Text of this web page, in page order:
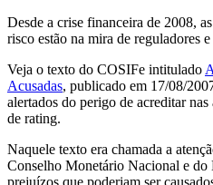
Desde a crise financeira de 2008,
risco estão na mira de reguladores
Veja o texto do COSIFe intitulado
Acusadas, publicado em 17/08/
alertados do perigo de acreditar
de rating.
Naquele texto era chamada a
Conselho Monetário Nacional e do
prejuízos que poderiam ser